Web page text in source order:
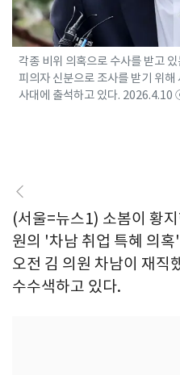
각종 비위 의혹으로 수사를 받고
피의자 신분으로 조사를 받기 위
사대에 출석하고 있다. 2026.4.10
(서울=뉴스1) 소봄이 황
원의 '차남 취업 특혜 의
오전 김 의원 차남이 재직
수수색하고 있다.